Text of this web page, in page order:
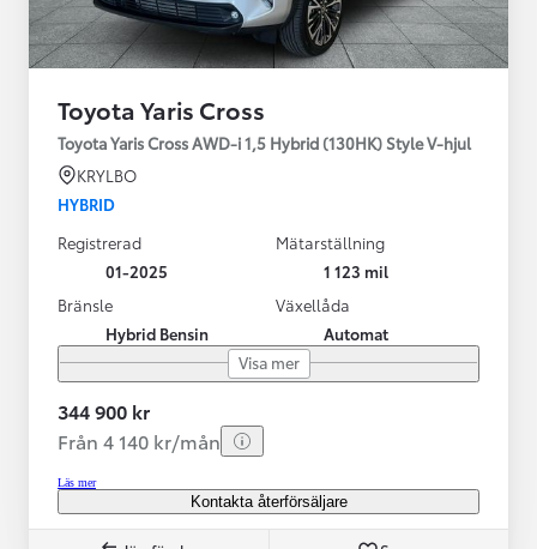
Toyota Yaris Cross
Toyota Yaris Cross AWD-i 1,5 Hybrid (130HK) Style V-hjul
KRYLBO
HYBRID
Registrerad
01-2025
Mätarställning
1 123 mil
Bränsle
Hybrid Bensin
Växellåda
Automat
Visa mer
344 900 kr
Från 4 140 kr/mån
Läs mer
Kontakta återförsäljare